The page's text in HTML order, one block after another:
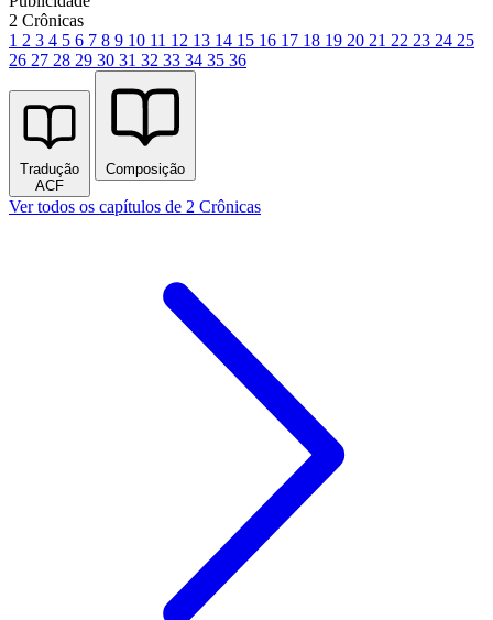
2 Crônicas
1 2 3 4 5 6 7 8 9 10 11 12 13 14 15 16 17 18 19 20 21 22 23 24 25
26 27 28 29 30 31 32 33 34 35 36
Tradução
ACF
Composição
Ver todos os capítulos de 2 Crônicas